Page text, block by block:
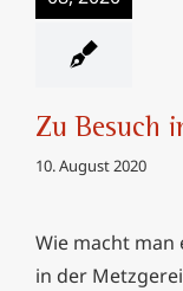
Zu Besuch
10. August 2020
Wie macht man
in der